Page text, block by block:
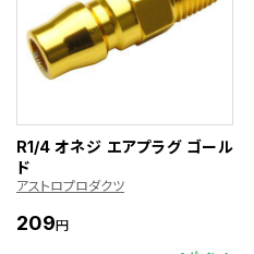
R1/4 オネジ エアプラグ ゴール
ド
アストロプロダクツ
209円